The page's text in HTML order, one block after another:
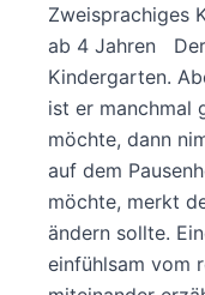
Zweisprachiges
ab 4 Jahren
Kindergarten.
ist er manchmal
möchte, dann
auf dem
möchte, merkt
ändern sollte.
einfühlsam vom